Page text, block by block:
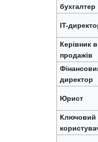
бухгалтер
IT-
Керівник
продажів
директор
Юрист
Ключовий